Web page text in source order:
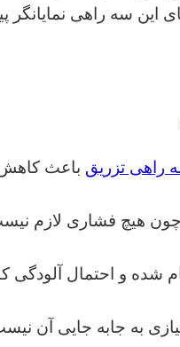
سه راهی نمایانگر
راهی تزریق باعث
هیچ فشاری لازم
شده و احتمال آلودگی
به جابه جایی آن